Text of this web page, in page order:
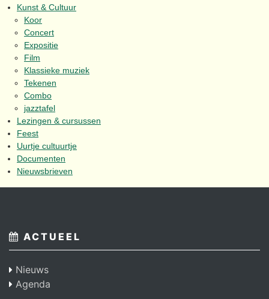
Kunst & Cultuur
Koor
Concert
Expositie
Film
Klassieke muziek
Tekenen
Combo
jazztafel
Lezingen & cursussen
Feest
Uurtje cultuurtje
Documenten
Nieuwsbrieven
ACTUEEL
Nieuws
Agenda